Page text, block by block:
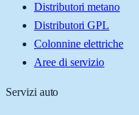
Distributori metano
Distributori GPL
Colonnine elettriche
Aree di servizio
Servizi auto